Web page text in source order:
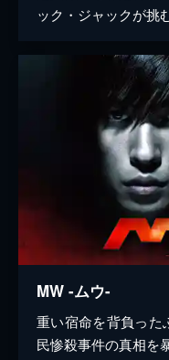
ック・ジャックが挑
MW -ムウ-
重い宿命を背負った
民惨殺事件の真相を